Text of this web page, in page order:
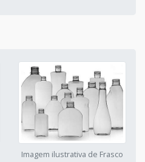
Imagem ilustrativa de Frasco